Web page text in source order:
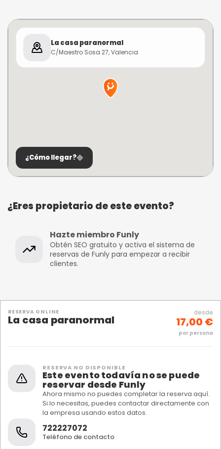
La casa paranormal
C/Maestro Sosa 27, Valencia
¿Cómo llegar?
¿Eres propietario de este evento?
Hazte miembro Funly
Obtén SEO gratuito y activa el sistema de
reservas de Funly para empezar a recibir
clientes.
RESERVA ONLINE
La casa paranormal
desde
17,00 €
por persona
RESERVA NO DISPONIBLE
Este evento todavía no se puede
reservar desde Funly
Ahora mismo no puedes completar la reserva aquí.
Si lo necesitas, puedes contactar directamente con
la empresa usando estos datos.
722227072
Teléfono de contacto